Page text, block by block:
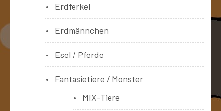
Erdferkel
Erdmännchen
Esel / Pferde
Fantasietiere / Monster
MIX-Tiere